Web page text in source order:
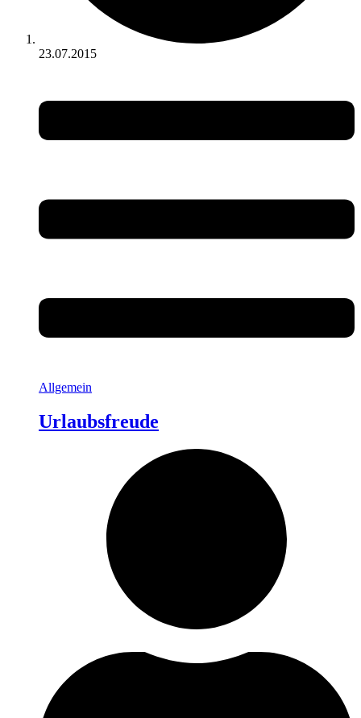
23.07.2015
Allgemein
Urlaubsfreude